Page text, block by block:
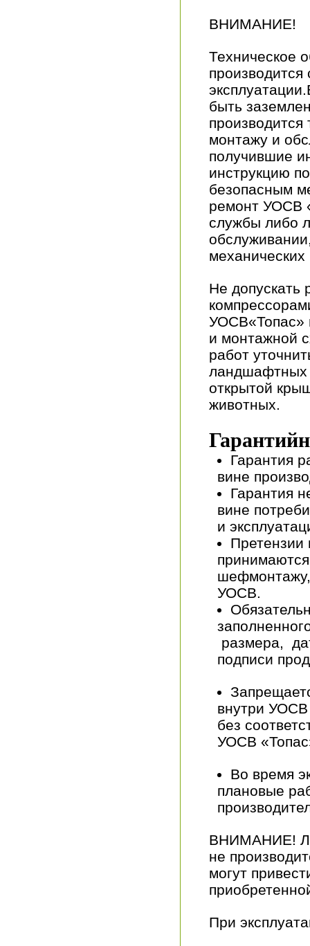
ВНИМАНИЕ!
Техническое
производится
быть
монтажу и
получившие
инструкцию
безопасным
ремонт УОСВ
службы либо
Не
УОСВ«Топас»
и монтажной
работ
ландшафтных
открытой
животных.
Гарантия
вине
Гарантия
вине
и
Претензии
шефмонтажу,
УОСВ.
размера,
подписи
внутри УОСВ
без
УОСВ
Во время
плановые
ВНИМАНИЕ!
не
могут
При